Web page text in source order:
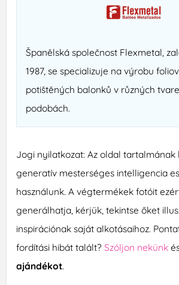
Španělská společnost Flexmetal,
1987, se specializuje na výrobu
potištěných balonků v různých
podobách.
Jogi nyilatkozat: Az oldal tartalmának
generatív mesterséges intelligencia
használunk. A végtermékek fotóit
generálhatja, kérjük, tekintse őket
inspirációnak saját alkotásaihoz.
fordítási hibát talált? Szóljon nekünk
ajándékot.